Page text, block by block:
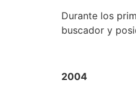
Durante los
buscador y
2004